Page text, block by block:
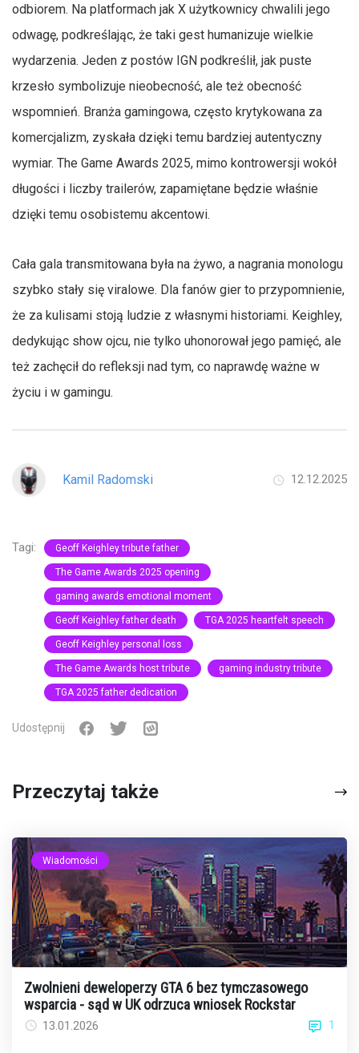
odbiorem. Na platformach jak X użytkownicy chwalili jego
odwagę, podkreślając, że taki gest humanizuje wielkie
wydarzenia. Jeden z postów IGN podkreślił, jak puste
krzesło symbolizuje nieobecność, ale też obecność
wspomnień. Branża gamingowa, często krytykowana za
komercjalizm, zyskała dzięki temu bardziej autentyczny
wymiar. The Game Awards 2025, mimo kontrowersji wokół
długości i liczby trailerów, zapamiętane będzie właśnie
dzięki temu osobistemu akcentowi.
Cała gala transmitowana była na żywo, a nagrania monologu
szybko stały się viralowe. Dla fanów gier to przypomnienie,
że za kulisami stoją ludzie z własnymi historiami. Keighley,
dedykując show ojcu, nie tylko uhonorował jego pamięć, ale
też zachęcił do refleksji nad tym, co naprawdę ważne w
życiu i w gamingu.
Kamil Radomski 12.12.2025
Tagi: Geoff Keighley tribute father
The Game Awards 2025 opening
gaming awards emotional moment
Geoff Keighley father death TGA 2025 heartfelt speech
Geoff Keighley personal loss
The Game Awards host tribute gaming industry tribute
TGA 2025 father dedication
Udostępnij
Przeczytaj także
Wiadomości
Zwolnieni deweloperzy GTA 6 bez tymczasowego
wsparcia - sąd w UK odrzuca wniosek Rockstar
13.01.2026 1